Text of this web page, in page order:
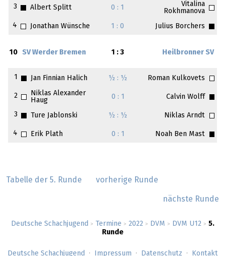
Deutsche Schachjugend > Termine > 2022 > DVM > DVM U12 > 5.
Runde
3 Albert Splitt 0 : 1
Vitalina
Rokhmanova
4
Jonathan Wünsche 1 : 0 Julius Borchers
10 SV Werder Bremen 1 : 3 Heilbronner SV
1 Jan Finnian Halich ½ : ½ Roman Kulkovets
2
Niklas Alexander
Haug
0 : 1 Calvin Wolff
3 Ture Jablonski ½ : ½ Niklas Arndt
4 Erik Plath 0 : 1 Noah Ben Mast
Tabelle der 5. Runde vorherige Runde
nächste Runde
Deutsche Schachjugend Impressum Datenschutz Kontakt